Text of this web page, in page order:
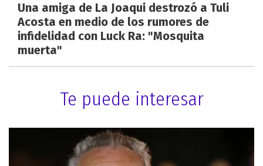
Una amiga de La Joaqui destrozó a Tuli
Acosta en medio de los rumores de
infidelidad con Luck Ra: "Mosquita
muerta"
Te puede interesar